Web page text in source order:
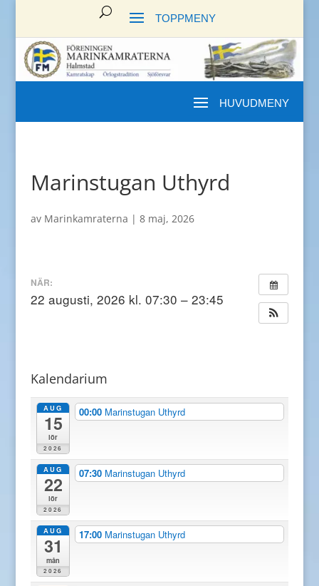
Marinstugan Uthyrd
av Marinkamraterna | 8 maj, 2026
NÄR:
22 augusti, 2026 kl. 07:30 – 23:45
Kalendarium
AUG
15
lör
2026
00:00 Marinstugan Uthyrd
AUG
22
lör
2026
07:30 Marinstugan Uthyrd
AUG
31
mån
2026
17:00 Marinstugan Uthyrd